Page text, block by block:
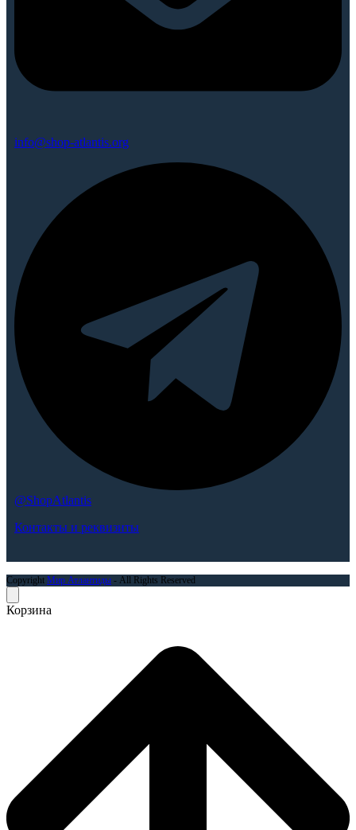
info@shop-atlantis.org
@ShopAtlantis
Контакты и реквизиты
Copyright Мир Атлантиды - All Rights Reserved
Корзина